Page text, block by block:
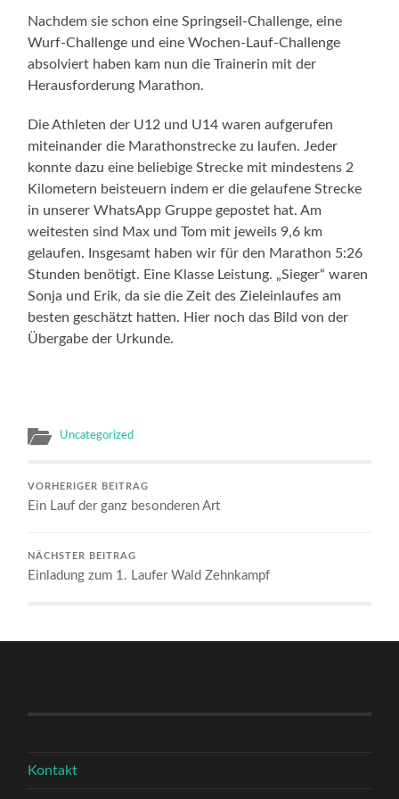
Nachdem sie schon eine Springseil-Challenge, eine
Wurf-Challenge und eine Wochen-Lauf-Challenge
absolviert haben kam nun die Trainerin mit der
Herausforderung Marathon.
Die Athleten der U12 und U14 waren aufgerufen
miteinander die Marathonstrecke zu laufen. Jeder
konnte dazu eine beliebige Strecke mit mindestens 2
Kilometern beisteuern indem er die gelaufene Strecke
in unserer WhatsApp Gruppe gepostet hat. Am
weitesten sind Max und Tom mit jeweils 9,6 km
gelaufen. Insgesamt haben wir für den Marathon 5:26
Stunden benötigt. Eine Klasse Leistung. „Sieger“ waren
Sonja und Erik, da sie die Zeit des Zieleinlaufes am
besten geschätzt hatten. Hier noch das Bild von der
Übergabe der Urkunde.
Uncategorized
VORHERIGER BEITRAG
Ein Lauf der ganz besonderen Art
NÄCHSTER BEITRAG
Einladung zum 1. Laufer Wald Zehnkampf
Kontakt